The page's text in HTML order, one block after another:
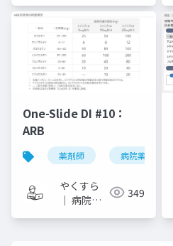
イドメモ
One-Slide DI #10：
ARB
薬剤師 病院薬剤師
やくすら
｜ 病院薬
349